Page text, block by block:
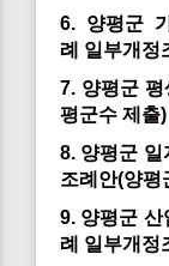
6. 양평군
례 일부개정
7. 양평군
평군수 제출)
8. 양평군 일
조례안(양평
9. 양평군 산
례 일부개정